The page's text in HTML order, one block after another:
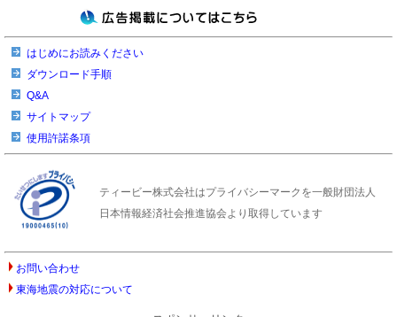
はじめにお読みください
ダウンロード手順
Q&A
サイトマップ
使用許諾条項
ティービー株式会社はプライバシーマークを一般財団法人
日本情報経済社会推進協会より取得しています
お問い合わせ
東海地震の対応について